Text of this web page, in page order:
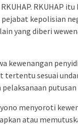
RKUHAP
kepolisian
yang diberi
kewenangan
tertentu sesuai
menyoroti
atau